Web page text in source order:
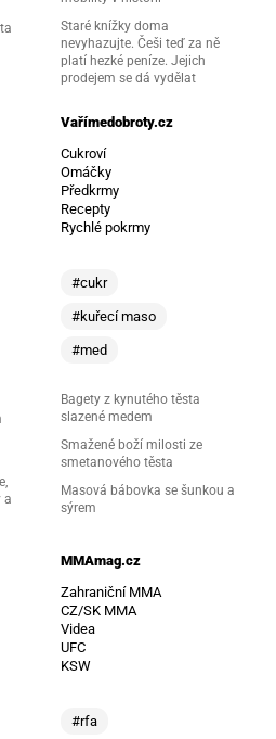
Staré knížky doma
nevyhazujte. Češi teď za ně
platí hezké peníze. Jejich
prodejem se dá vydělat
a
Vařímedobroty.cz
Cukroví
Omáčky
Předkrmy
Recepty
Rychlé pokrmy
#cukr
#kuřecí maso
#med
Bagety z kynutého těsta
slazené medem
Smažené boží milosti ze
smetanového těsta
Masová bábovka se šunkou a
sýrem
MMAmag.cz
Zahraniční MMA
CZ/SK MMA
Videa
UFC
KSW
#rfa